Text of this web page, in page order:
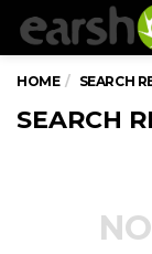
HOME SEARCH
SEARCH